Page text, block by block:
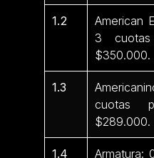
1.2
American
3
$350.000.
1.3
cuotas
$289.000.
1.4
Armatura: